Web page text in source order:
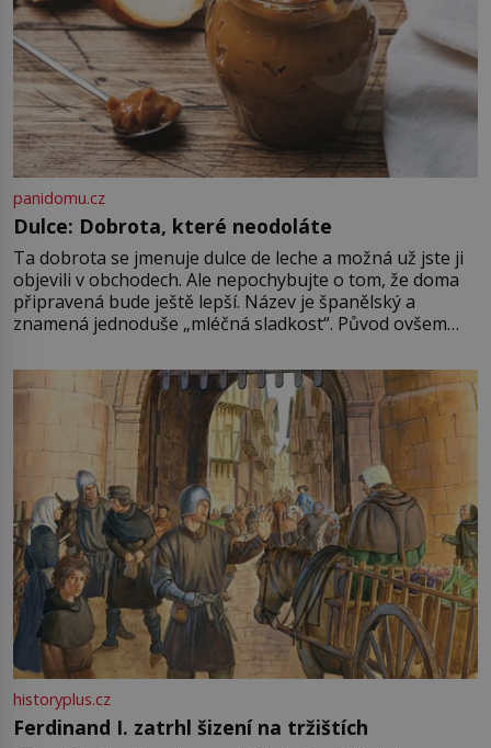
panidomu.cz
Dulce: Dobrota, které neodoláte
Ta dobrota se jmenuje dulce de leche a možná už jste ji
objevili v obchodech. Ale nepochybujte o tom, že doma
připravená bude ještě lepší. Název je španělský a
znamená jednoduše „mléčná sladkost“. Původ ovšem
pře hned několik latinskoamerických zemí a k tomu
Francie, kde se traduje,
historyplus.cz
Ferdinand I. zatrhl šizení na tržištích